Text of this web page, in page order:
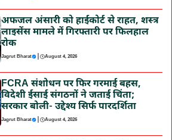
अफजल अंसारी को हाईकोर्ट से राहत, शस्त्र
लाइसेंस मामले में गिरफ्तारी पर फिलहाल
रोक
Jagrut Bharat | August 4, 2026
FCRA संशोधन पर फिर गरमाई बहस,
विदेशी ईसाई संगठनों ने जताई चिंता;
सरकार बोली- उद्देश्य सिर्फ पारदर्शिता
Jagrut Bharat | August 4, 2026